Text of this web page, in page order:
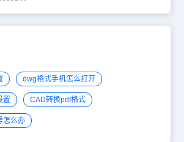
dwg格式手机怎么打开
置 CAD转换pdf格式
怎么办